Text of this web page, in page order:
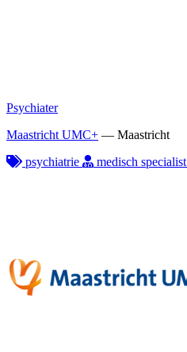
Psychiater
Maastricht UMC+ — Maastricht
psychiatrie
medisch specialist